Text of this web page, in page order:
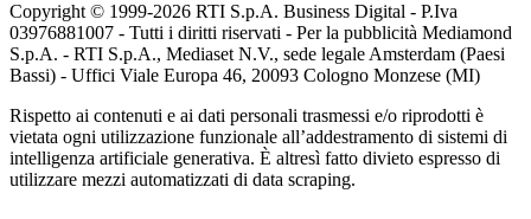
Copyright © 1999-2026 RTI S.p.A. Business Digital - P.Iva
03976881007 - Tutti i diritti riservati - Per la pubblicità Mediamond
S.p.A. - RTI S.p.A., Mediaset N.V., sede legale Amsterdam (Paesi
Bassi) - Uffici Viale Europa 46, 20093 Cologno Monzese (MI)
Rispetto ai contenuti e ai dati personali trasmessi e/o riprodotti è
vietata ogni utilizzazione funzionale all’addestramento di sistemi di
intelligenza artificiale generativa. È altresì fatto divieto espresso di
utilizzare mezzi automatizzati di data scraping.